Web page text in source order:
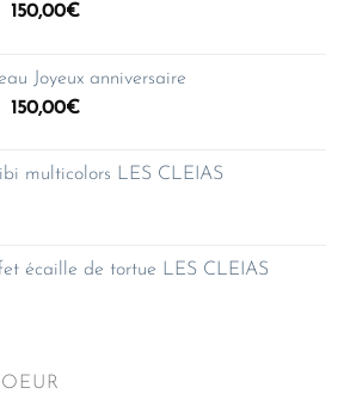
150,00€Plage
35,00€
à
Joyeux anniversaire
150,00€Plage
35,00€
multicolors LES CLEIAS
écaille de tortue LES CLEIAS